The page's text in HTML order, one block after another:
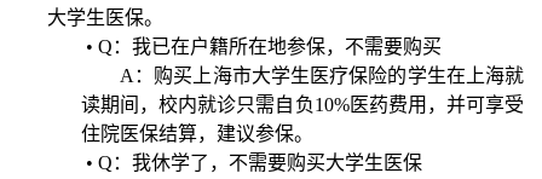
大学生医保。
• Q ：我已在户籍所在地参保，不需要购买
A ：购买上海市大学生医疗保险的学生在上海就
读期间，校内就诊只需自负10%医药费用，并可享受
住院医保结算，建议参保。
• Q ：我休学了，不需要购买大学生医保